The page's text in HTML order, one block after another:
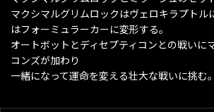
マクシマルグリムロックはヴェロキラプトル
はフォーミュラーカーに変形する。
オートボットとディセプティコンとの戦いに
コンズが加わり
一緒になって運命を変える壮大な戦いに挑む。